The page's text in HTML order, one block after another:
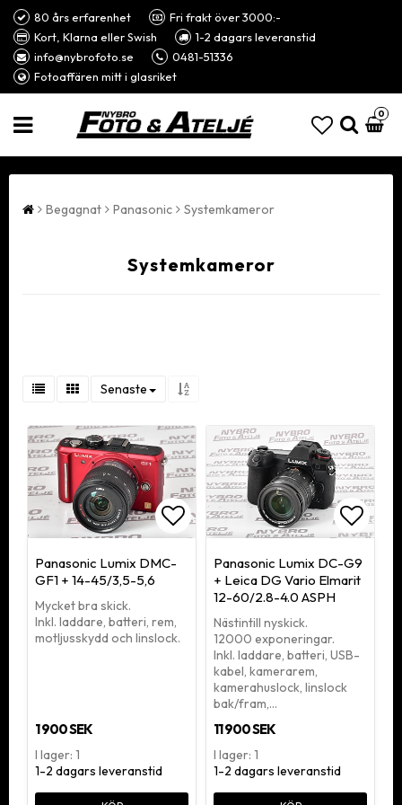
80 års erfarenhet
Fri frakt över 3000:-
Kort, Klarna eller Swish
1-2 dagars leveranstid
info@nybrofoto.se
0481-51336
Fotoaffären mitt i glasriket
0
Begagnat Panasonic Systemkameror
Systemkameror
Senaste
Lägg till i favoritlistan
Panasonic Lumix DMC-
GF1 + 14-45/3,5-5,6
Mycket bra skick.
Inkl. laddare, batteri, rem,
motljusskydd och linslock.
1 900 SEK
I lager: 1
1-2 dagars leveranstid
Lägg
Panasonic Lumix DC-G9
+ Leica DG Vario Elmarit
12-60/2.8-4.0 ASPH
Nästintill nyskick.
12000 exponeringar.
Inkl. laddare, batteri, USB-
kabel, kamerarem,
kamerahuslock, linslock
bak/fram,…
11 900 SEK
I lager: 1
1-2 dagars leveranstid